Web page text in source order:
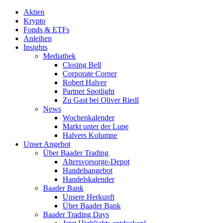
Aktien
Krypto
Fonds & ETFs
Anleihen
Insights
Mediathek
Closing Bell
Corporate Corner
Robert Halver
Partner Spotlight
Zu Gast bei Oliver Riedl
News
Wochenkalender
Markt unter der Lupe
Halvers Kolumne
Unser Angebot
Über Baader Trading
Altersvorsorge-Depot
Handelsangebot
Handelskalender
Baader Bank
Unsere Herkunft
Über Baader Bank
Baader Trading Days